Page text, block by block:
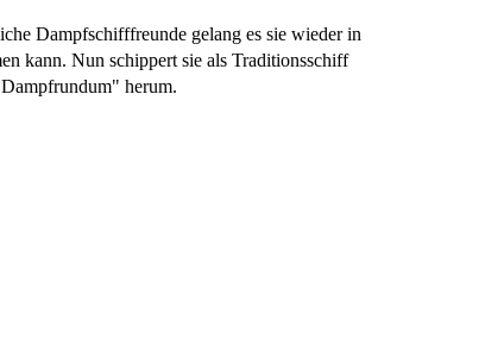
Dampfschifffreunde gelang es sie wieder in
kann. Nun schippert sie als Traditionsschiff
herum.